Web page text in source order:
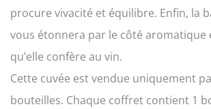
procure vivacité et équilibre. Enfin, la
vous étonnera par le côté aromatique
qu’elle confère au vin.
Cette cuvée est vendue uniquement
bouteilles. Chaque coffret contient 1